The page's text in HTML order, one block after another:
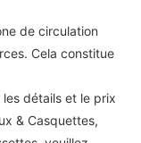
de circulation
Cela constitue
détails et le prix
& Casquettes,